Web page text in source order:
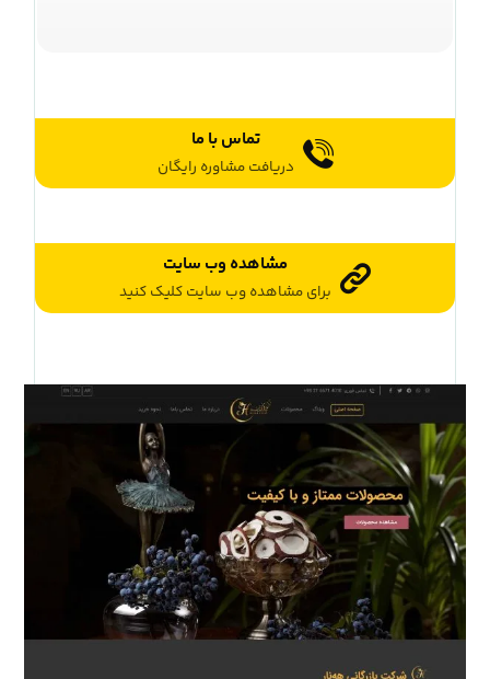
تماس با ما
دریافت مشاوره رایگان
مشاهده وب سایت
برای مشاهده وب سایت کلیک کنید